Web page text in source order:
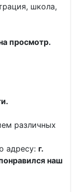
школа,
просмотр.
различных
адресу: г.
наш